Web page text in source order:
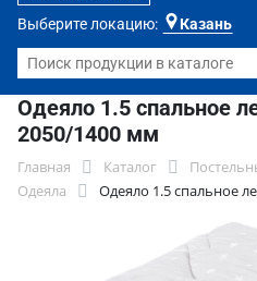
Выберите локацию: Казань
Одеяло 1.5 спальное
2050/1400 мм
Главная Каталог
Одеяла
Одеяло 1.5 спальное